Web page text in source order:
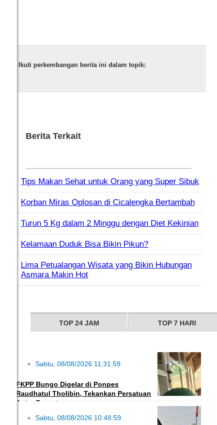
Ikuti perkembangan berita ini dalam topik:
Berita Terkait
Tips Makan Sehat untuk Orang yang Super Sibuk
Korban Miras Oplosan di Cicalengka Bertambah
Turun 5 Kg dalam 2 Minggu dengan Diet Kekinian
Kelamaan Duduk Bisa Bikin Pikun?
Lima Petualangan Wisata yang Bikin Hubungan
Asmara Makin Hot
TOP 24 JAM TOP 7 HARI
DAKWAH
Sabtu, 08/08/2026 11:31:59
FKPP Bungo Digelar di Ponpes
Raudhatul Tholibin, Tekankan Persatuan
Antar Pesantren
OLAHRAGA
Sabtu, 08/08/2026 10:48:59